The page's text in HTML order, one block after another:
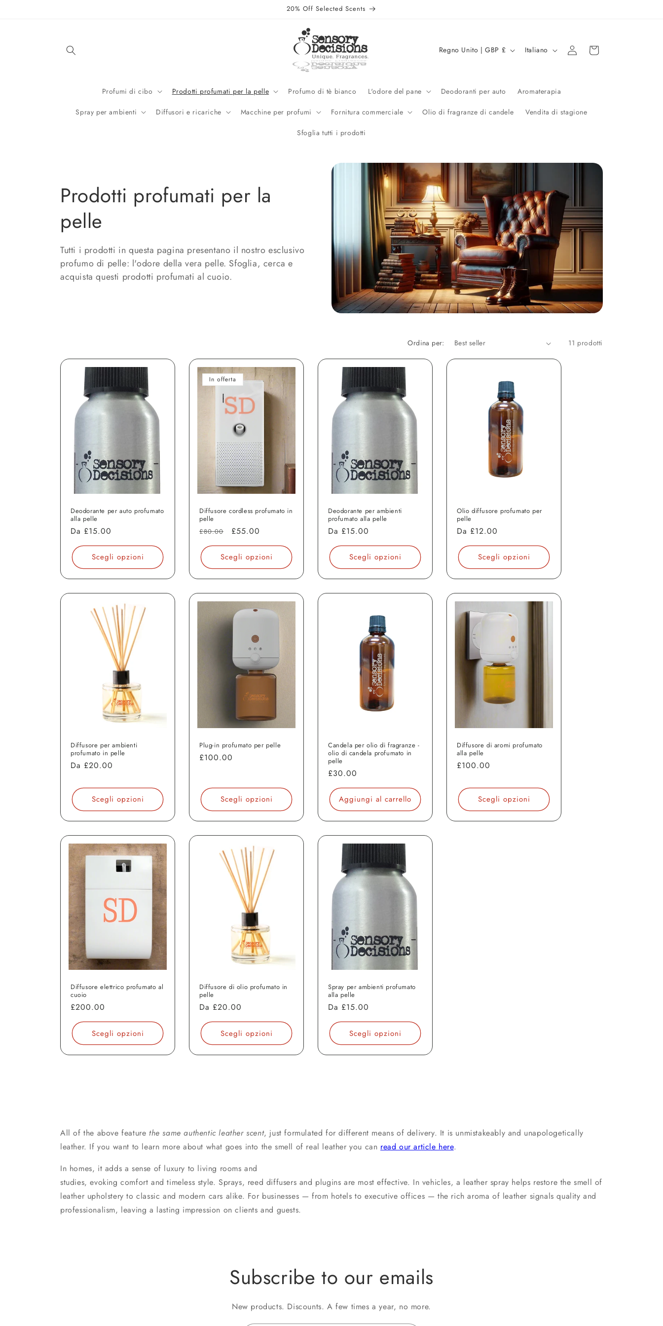
20% Off Selected Scents
Profumi di cibo Prodotti profumati per la pelle Profumo di tè bianco L'odore del pane Deodoranti per auto Aromaterapia
Spray per ambienti Diffusori e ricariche Macchine per profumi Fornitura commerciale Olio di fragranze di candele Vendita di stagione
Sfoglia tutti i prodotti
e
e
a
g
e
o
g
r
a
f
i
a
Regno Unito | GBP £
g
Italiano Accedi Carrello
C
o
l
l
o
Prodotti profumati per la
pelle
Tutti i prodotti in questa pagina presentano il nostro esclusivo
profumo di pelle: l'odore della vera pelle. Sfoglia, cerca e
acquista questi prodotti profumati al cuoio.
Ordina per: 11 prodotti
Deodorante per auto profumato
alla pelle
Prezzo
listino
Da £15.00
Scegli opzioni
In offerta
Diffusore cordless profumato in
pelle
Prezzo
listino
£80.00
Prezzo
scontato
£55.00
Scegli opzioni
Deodorante per ambienti
profumato alla pelle
Prezzo
listino
Da £15.00
Scegli opzioni
Olio diffusore profumato per
pelle
Prezzo
listino
Da £12.00
Scegli opzioni
Diffusore per ambienti
profumato in pelle
Prezzo
listino
Da £20.00
Scegli opzioni
Plug-in profumato per pelle
Prezzo
£100.00
Scegli opzioni
Candela per olio di fragranze -
olio di candela profumato in
pelle
Prezzo
listino
£30.00
Aggiungi al carrello
Diffusore di aromi profumato
alla pelle
Prezzo
listino
£100.00
Scegli opzioni
Diffusore elettrico profumato al
cuoio
Prezzo
listino
£200.00
Scegli opzioni
Diffusore di olio profumato in
pelle
Prezzo
listino
Da £20.00
Scegli opzioni
Spray per ambienti profumato
alla pelle
Prezzo
listino
Da £15.00
Scegli opzioni
All of the above feature the same authentic leather scent, just formulated for different means of delivery. It is unmistakeably and unapologetically
leather. If you want to learn more about what goes into the smell of real leather you can read our article here.
In homes, it adds a sense of luxury to living rooms and
studies, evoking comfort and timeless style. Sprays, reed diffusers and plugins are most effective. In vehicles, a leather spray helps restore the smell of
leather upholstery to classic and modern cars alike. For businesses — from hotels to executive offices — the rich aroma of leather signals quality and
professionalism, leaving a lasting impression on clients and guests.
Subscribe to our emails
New products. Discounts. A few times a year, no more.